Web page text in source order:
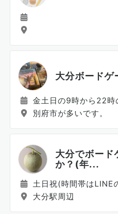
大分ボードゲ
金土日の9時から22時
別府市が多いです。
大分でボード
か？(年...
土日祝(時間帯はLINE
大分駅周辺